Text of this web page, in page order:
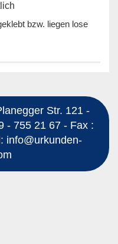
bzw. liegen lose
Str. 121 -
- 755 21 67 - Fax :
info@urkunden-